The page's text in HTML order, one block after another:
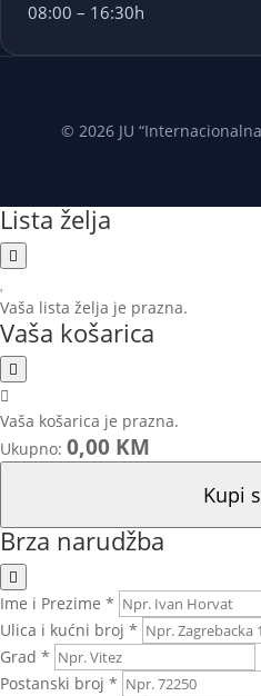
08:00 – 16:30h
© 2026 JU
Lista želja
Vaša lista želja je prazna.
Vaša košarica
Vaša košarica je prazna.
Ukupno: 0,00 KM
Kupi
Brza narudžba
Ime i Prezime *
Ulica i kućni broj *
Grad *
Postanski broj *